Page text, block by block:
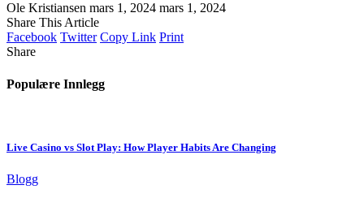
Ole Kristiansen mars 1, 2024 mars 1, 2024
Share This Article
Facebook Twitter Copy Link Print
Share
Populære Innlegg
Live Casino vs Slot Play: How Player Habits Are Changing
Blogg